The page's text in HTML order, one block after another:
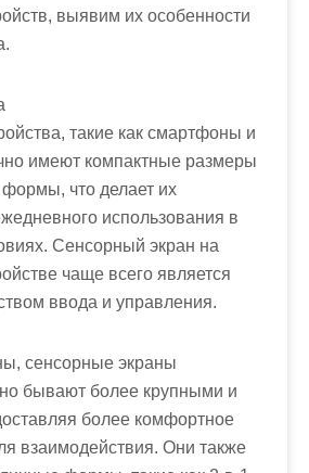
выявим их особенности
такие как смартфоны и
имеют компактные размеры
формы, что делает их
использования в
Сенсорный экран на
чаще всего является
ввода и управления.
сенсорные экраны
бывают более крупными и
более комфортное
взаимодействия. Они также